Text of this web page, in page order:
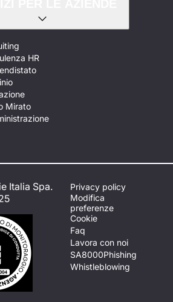
HR
Mirato
Italia Spa.
Privacy policy
Modifica
preferenze
Cookie
Faq
Lavora con noi
SA8000Phishing
Whistleblowing